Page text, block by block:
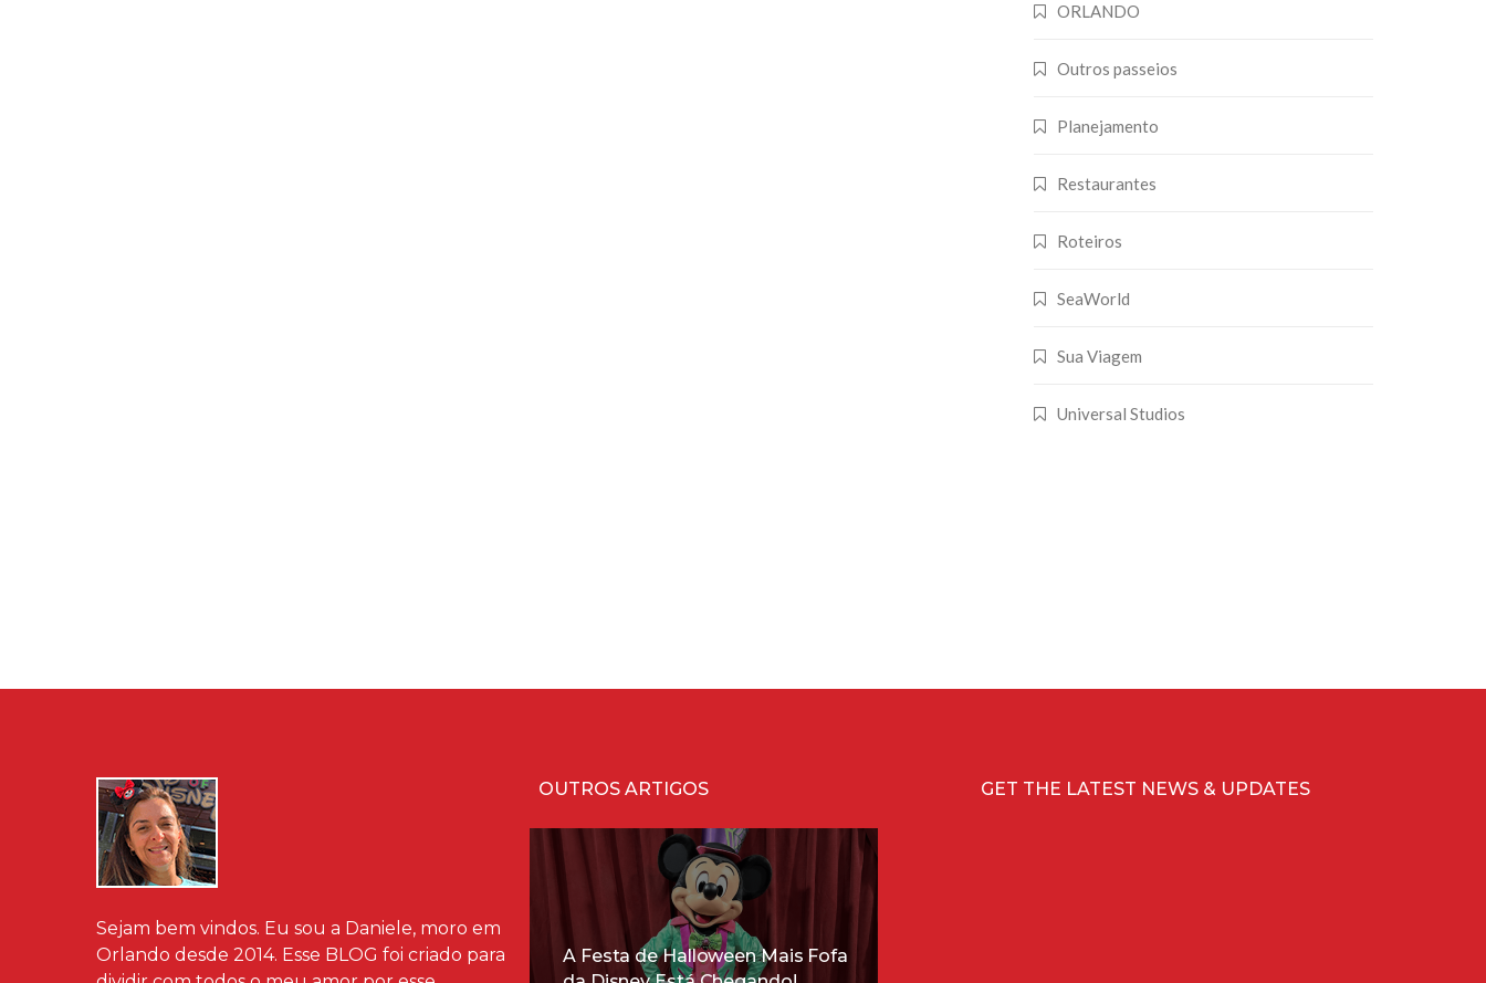
ORLANDO
Outros passeios
Planejamento
Restaurantes
Roteiros
SeaWorld
Sua Viagem
Universal Studios
Sejam bem vindos. Eu sou a Daniele, moro em
Orlando desde 2014. Esse BLOG foi criado para
OUTROS ARTIGOS
A Festa de Halloween Mais Fofa
GET THE LATEST NEWS & UPDATES